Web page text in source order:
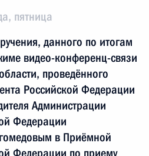
пятница
данного по итогам
видео-конференц-связи
проведённого
Российской Федерации
Администрации
Федерации
в Приёмной
Федерации по приему